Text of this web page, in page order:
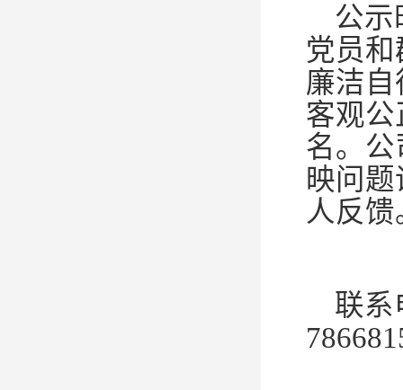
公示
党员
廉洁
客观
名。 公
映问
人反馈
联系